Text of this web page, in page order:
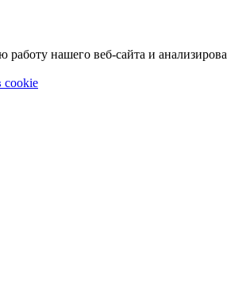
нашего веб-сайта и
cookie